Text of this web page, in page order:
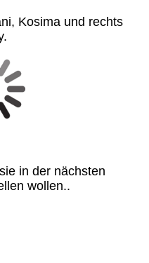
Kosima und rechts
in der nächsten
wollen..